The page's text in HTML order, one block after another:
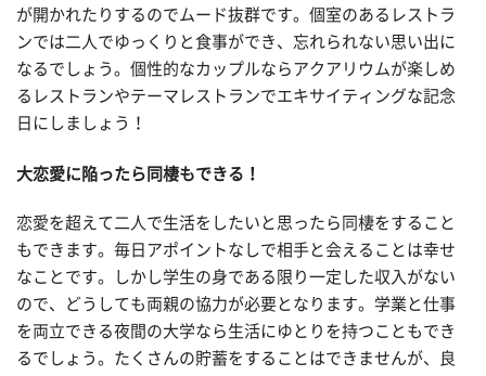
が開かれたりするのでムード抜群です。個室のあるレストラ
ンでは二人でゆっくりと食事ができ、忘れられない思い出に
なるでしょう。個性的なカップルならアクアリウムが楽しめ
るレストランやテーマレストランでエキサイティングな記念
日にしましょう！
大恋愛に陥ったら同棲もできる！
恋愛を超えて二人で生活をしたいと思ったら同棲をすること
もできます。毎日アポイントなしで相手と会えることは幸せ
なことです。しかし学生の身である限り一定した収入がない
ので、どうしても両親の協力が必要となります。学業と仕事
を両立できる夜間の大学なら生活にゆとりを持つこともでき
るでしょう。たくさんの貯蓄をすることはできませんが、良